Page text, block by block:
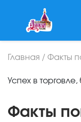
Главная / Факты
Успех в
Факты